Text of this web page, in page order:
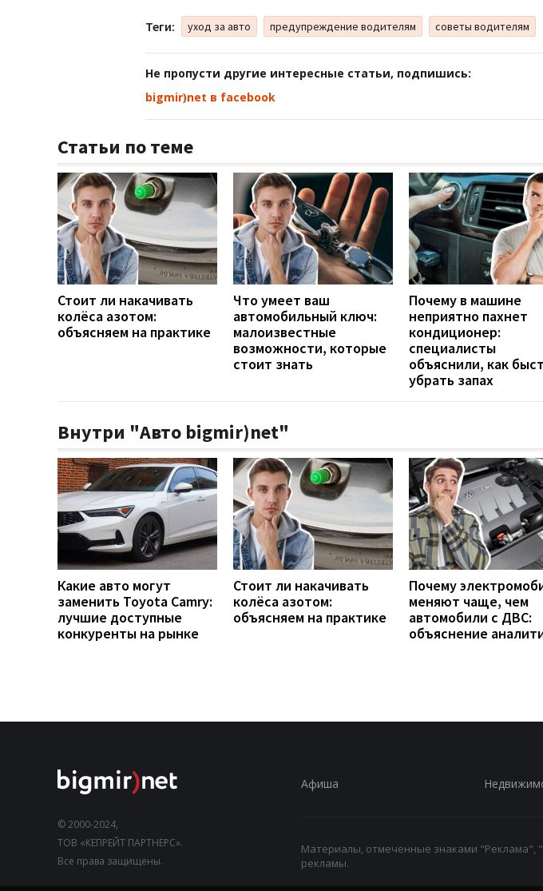
Теги: уход за авто предупреждение водителям советы водителям
Не пропусти другие интересные статьи, подпишись:
bigmir)net в facebook
Статьи по теме
Стоит ли накачивать
колёса азотом:
объясняем на практике
Что умеет ваш
автомобильный ключ:
малоизвестные
возможности, которые
стоит знать
Почему в машине
неприятно пахнет
кондиционер:
специалисты
объяснили, как
убрать запах
Внутри "Авто bigmir)net"
Какие авто могут
заменить Toyota Camry:
лучшие доступные
конкуренты на рынке
Стоит ли накачивать
колёса азотом:
объясняем на практике
Почему
меняют чаще, чем
автомобили с ДВС:
объяснение
© 2000-2024,
ТОВ «КЕПРЕЙТ ПАРТНЕРС».
Все права защищены.
Афиша
Материалы, отмеченные знаками "Реклама",
рекламы.